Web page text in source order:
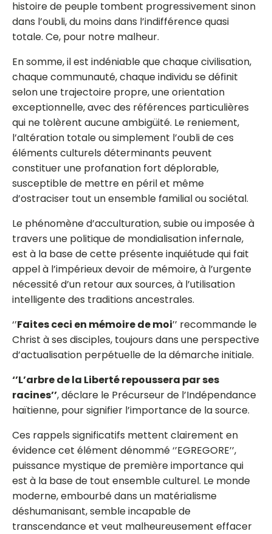
histoire de peuple tombent progressivement sinon
dans l’oubli, du moins dans l’indifférence quasi
totale. Ce, pour notre malheur.
En somme, il est indéniable que chaque civilisation,
chaque communauté, chaque individu se définit
selon une trajectoire propre, une orientation
exceptionnelle, avec des références particulières
qui ne tolèrent aucune ambigüité. Le reniement,
l’altération totale ou simplement l’oubli de ces
éléments culturels déterminants peuvent
constituer une profanation fort déplorable,
susceptible de mettre en péril et même
d’ostraciser tout un ensemble familial ou sociétal.
Le phénomène d’acculturation, subie ou imposée à
travers une politique de mondialisation infernale,
est à la base de cette présente inquiétude qui fait
appel à l’impérieux devoir de mémoire, à l’urgente
nécessité d’un retour aux sources, à l’utilisation
intelligente des traditions ancestrales.
‘’Faites ceci en mémoire de moi’’ recommande le
Christ à ses disciples, toujours dans une perspective
d’actualisation perpétuelle de la démarche initiale.
‘’L’arbre de la Liberté repoussera par ses
racines’’, déclare le Précurseur de l’Indépendance
haïtienne, pour signifier l’importance de la source.
Ces rappels significatifs mettent clairement en
évidence cet élément dénommé ‘’EGREGORE’’,
puissance mystique de première importance qui
est à la base de tout ensemble culturel. Le monde
moderne, embourbé dans un matérialisme
déshumanisant, semble incapable de
transcendance et veut malheureusement effacer